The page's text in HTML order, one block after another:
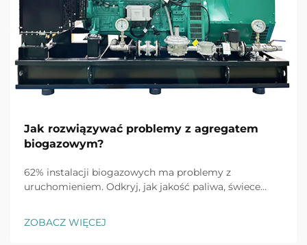
Jak rozwiązywać problemy z agregatem
biogazowym?
62% instalacji biogazowych ma problemy z
uruchomieniem. Odkryj, jak jakość paliwa, świece
teraz kompletny przewodnik po lokalizacji usterek.
ZOBACZ WIĘCEJ